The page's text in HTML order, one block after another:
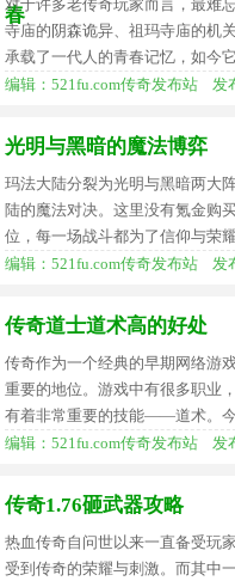
春
对于许多老传奇玩家而言，最
寺庙的阴森诡异、祖玛寺庙的机
承载了一代人的青春记忆，如今
编辑：521fu.com传奇发布站 发
光明与黑暗的魔法博弈
玛法大陆分裂为光明与黑暗两大
陆的魔法对决。这里没有氪金购
位，每一场战斗都为了信仰与荣
编辑：521fu.com传奇发布站 发
传奇道士道术高的好处
传奇作为一个经典的早期网络游
重要的地位。游戏中有很多职业
有着非常重要的技能——道术。
编辑：521fu.com传奇发布站 发
传奇1.76砸武器攻略
热血传奇自问世以来一直备受玩
受到传奇的荣耀与刺激。而其中